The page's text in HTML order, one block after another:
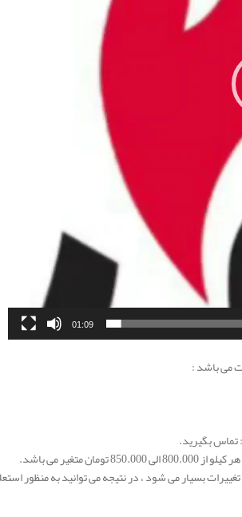
01:09
تماس بگیرید.
الی 850.000
تومان متغیر می باشد.
بسیار می شود ، در نتیجه می توانید به منظور